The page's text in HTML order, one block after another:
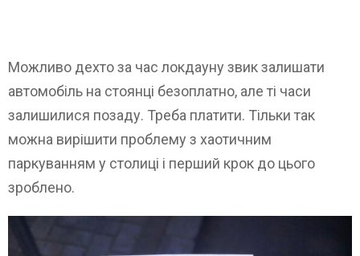
Можливо дехто за час локдауну звик залишати
автомобіль на стоянці безоплатно, але ті часи
залишилися позаду. Треба платити. Тільки так
можна вирішити проблему з хаотичним
паркуванням у столиці і перший крок до цього
зроблено.